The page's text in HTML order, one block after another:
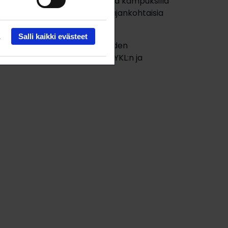
Salli kaikki evästeet
käsittelee yliopistosektorin ajankohtaisia
entisen Luonnontieteiden
toimintaa, kun LAL yhdistyi YKL:n ja